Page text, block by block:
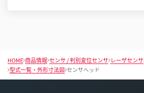
HOME 商品情報 センサ / 判別変位センサ レーザセンサ
型式一覧・外形寸法図 センサヘッド